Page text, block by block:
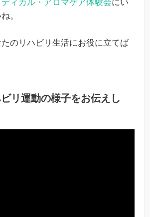
ディカル・アロマケア体験会にい
。
のリハビリ生活にお役に立てば
リ運動の様子をお伝えし